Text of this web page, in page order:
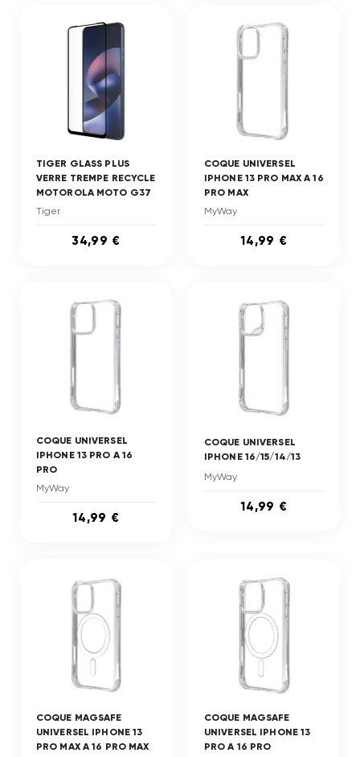
TIGER GLASS PLUS
VERRE TREMPE RECYCLE
MOTOROLA MOTO G37
Tiger
34,99 €
COQUE UNIVERSEL
IPHONE 13 PRO MAX A 16
PRO MAX
MyWay
14,99 €
COQUE UNIVERSEL
IPHONE 13 PRO A 16
PRO
MyWay
14,99 €
COQUE UNIVERSEL
IPHONE 16/15/14/13
MyWay
14,99 €
COQUE MAGSAFE
UNIVERSEL IPHONE 13
PRO MAX A 16 PRO MAX
COQUE MAGSAFE
UNIVERSEL IPHONE 13
PRO A 16 PRO